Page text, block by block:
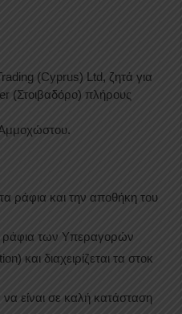
(Cyprus) Ltd, ζητά για
(Στοιβαδόρο) πλήρους
ράφια και την αποθήκη του
ράφια των Υπεραγορών
και διαχειρίζεται τα στοκ
να είναι σε καλή κατάσταση